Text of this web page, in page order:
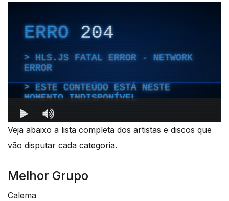
Veja abaixo a lista completa dos artistas e discos que
vão disputar cada categoria.
Melhor Grupo
Calema